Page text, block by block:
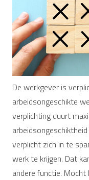
De werkgever is
arbeidsongeschikte
verplichting duurt
verplicht zich in te
werk te krijgen. Dat
andere functie.